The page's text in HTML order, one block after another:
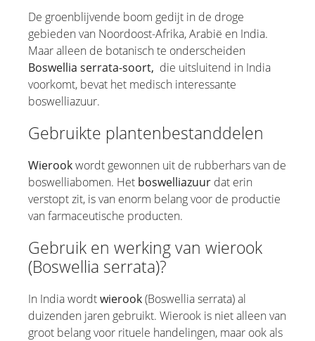
Malva
Muisdoorn
Melisse
Teunisbloemolie
Physalis
Paardenkastanja
Rode wijnbladeren
Sacha Inchi Olie
Salie
Zout uit de Dode Zee
Duindoorn / Duindoornpulpolie
Sandelhout
Theeboomolie
De groenblijvende boom gedijt in de droge
gebieden van Noordoost-Afrika, Arabië en India.
Maar alleen de botanisch te onderscheiden
Boswellia serrata-soort, die uitsluitend in India
voorkomt, bevat het medisch interessante
boswelliazuur.
Gebruikte plantenbestanddelen
Wierookwordt gewonnen uit de rubberhars van de
boswelliabomen. Het boswelliazuur dat erin
verstopt zit, is van enorm belang voor de productie
van farmaceutische producten.
Gebruik en werking van wierook
(Boswellia serrata)?
In India wordtwierook(Boswellia serrata) al
duizenden jaren gebruikt. Wierook is niet alleen van
groot belang voor rituele handelingen, maar ook als